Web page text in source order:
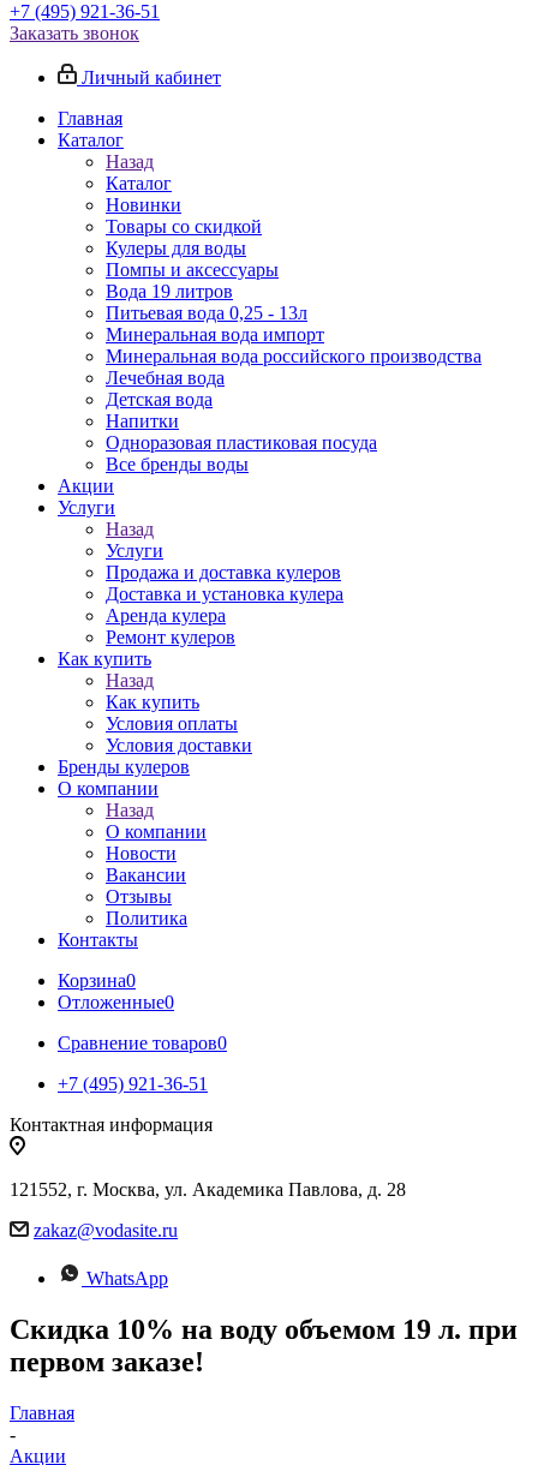
+7 (495) 921-36-51
Заказать звонок
Личный кабинет
Главная
Каталог
Назад
Каталог
Новинки
Товары со скидкой
Кулеры для воды
Помпы и аксессуары
Вода 19 литров
Питьевая вода 0,25 - 13л
Минеральная вода импорт
Минеральная вода российского производства
Лечебная вода
Детская вода
Напитки
Одноразовая пластиковая посуда
Все бренды воды
Акции
Услуги
Назад
Услуги
Продажа и доставка кулеров
Доставка и установка кулера
Аренда кулера
Ремонт кулеров
Как купить
Назад
Как купить
Условия оплаты
Условия доставки
Бренды кулеров
О компании
Назад
О компании
Новости
Вакансии
Отзывы
Политика
Контакты
Корзина0
Отложенные0
Сравнение товаров0
+7 (495) 921-36-51
Контактная информация
121552, г. Москва, ул. Академика Павлова, д. 28
zakaz@vodasite.ru
WhatsApp
Скидка 10% на воду объемом 19 л. при
первом заказе!
Главная
-
Акции